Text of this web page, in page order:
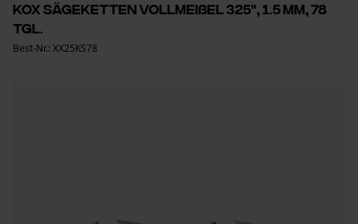
KOX Sägeketten Vollmeißel 325", 1.5 mm, 78
Tgl.
Best-Nr.: XX25KS78